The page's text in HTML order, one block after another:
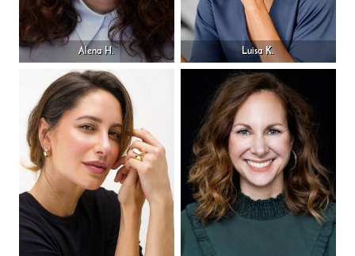
Alena H. Luisa K.